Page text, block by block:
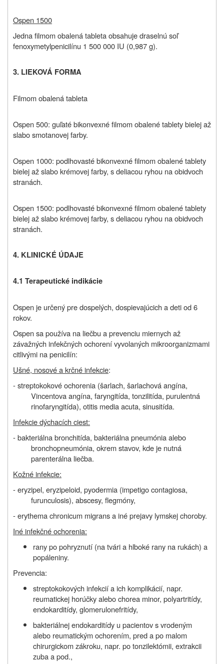
Ospen 1500
Jedna filmom obalená tableta obsahuje draselnú soľ
fenoxymetylpenicilínu 1 500 000 IU (0,987 g).
3. LIEKOVÁ FORMA
Filmom obalená tableta
Ospen 500: guľaté bikonvexné filmom obalené tablety bielej až
slabo smotanovej farby.
Ospen 1000: podlhovasté bikonvexné filmom obalené tablety
bielej až slabo krémovej farby, s deliacou ryhou na obidvoch
stranách.
Ospen 1500: podlhovasté bikonvexné filmom obalené tablety
bielej až slabo krémovej farby, s deliacou ryhou na obidvoch
stranách.
4. KLINICKÉ ÚDAJE
4.1 Terapeutické indikácie
Ospen je určený pre dospelých, dospievajúcich a deti od 6
rokov.
Ospen sa používa na liečbu a prevenciu miernych až
závažných infekčných ochorení vyvolaných mikroorganizmami
citlivými na penicilín:
Ušné, nosové a krčné infekcie:
- streptokokové ochorenia (šarlach, šarlachová angína,
Vincentova angína, faryngitída, tonzilitída, purulentná
rinofaryngitída), otitis media acuta, sinusitída.
Infekcie dýchacích ciest:
- bakteriálna bronchitída, bakteriálna pneumónia alebo
bronchopneumónia, okrem stavov, kde je nutná
parenterálna liečba.
Kožné infekcie:
- eryzipel, eryzipeloid, pyodermia (impetigo contagiosa,
furunculosis), abscesy, flegmóny,
- erythema chronicum migrans a iné prejavy lymskej choroby.
Iné infekčné ochorenia:
rany po pohryznutí (na tvári a hlboké rany na rukách) a
popáleniny.
Prevencia:
streptokokových infekcií a ich komplikácií, napr.
reumatickej horúčky alebo chorea minor, polyartritídy,
endokarditídy, glomerulonefritídy,
bakteriálnej endokarditídy u pacientov s vrodeným
alebo reumatickým ochorením, pred a po malom
chirurgickom zákroku, napr. po tonzilektómii, extrakcii
zuba a pod.,